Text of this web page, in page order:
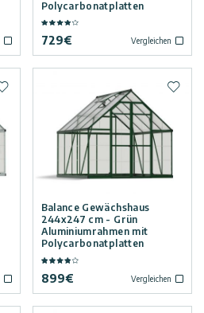
Polycarbonatplatten
729€ Vergleichen
Zur Wunschliste hinzufügen
Balance Gewächshaus
244x247 cm - Grün
Aluminiumrahmen mit
Polycarbonatplatten
899€ Vergleichen
Zur